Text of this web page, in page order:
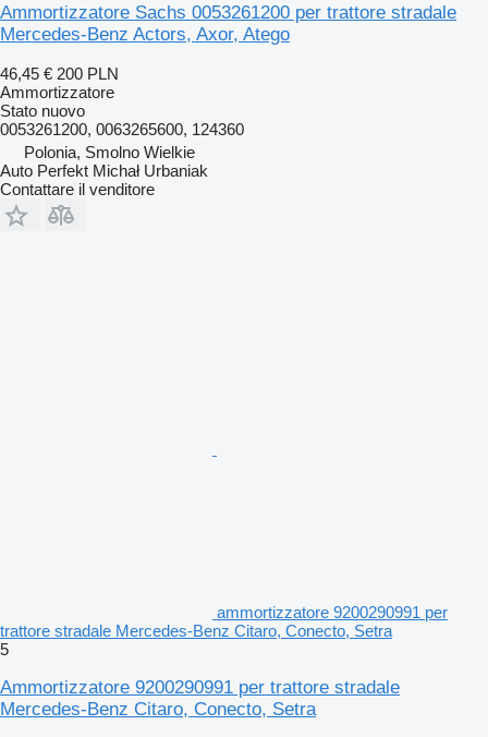
Ammortizzatore Sachs 0053261200 per trattore stradale
Mercedes-Benz Actors, Axor, Atego
46,45 € 200 PLN
Ammortizzatore
Stato nuovo
0053261200, 0063265600, 124360
Polonia, Smolno Wielkie
Auto Perfekt Michał Urbaniak
Contattare il venditore
ammortizzatore 9200290991 per
trattore stradale Mercedes-Benz Citaro, Conecto, Setra
5
Ammortizzatore 9200290991 per trattore stradale
Mercedes-Benz Citaro, Conecto, Setra